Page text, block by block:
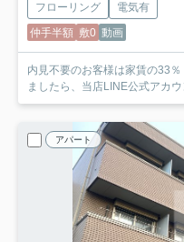
フローリング
電気有
仲手半額 敷0 動画
内見不要のお客様は家賃の33％（消費税込）！
ましたら、当店LINE公式アカ
アパート